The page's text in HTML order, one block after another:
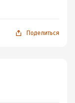
Поделиться